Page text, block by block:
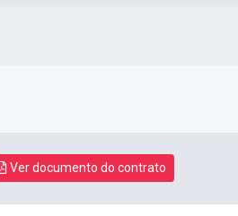
Ver documento do contrato